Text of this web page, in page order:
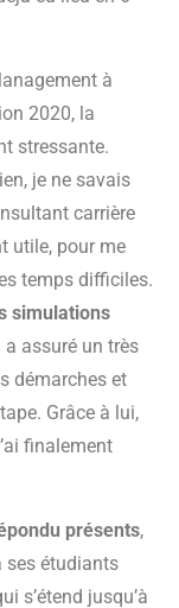
à
2020, la
stressante.
je ne savais
carrière
utile, pour me
temps difficiles.
simulations
assuré un très
démarches et
Grâce à lui,
finalement
présents,
ses étudiants
s’étend jusqu’à